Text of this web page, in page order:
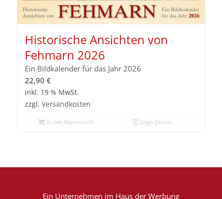
Historische Ansichten von
Fehmarn 2026
Ein Bildkalender für das Jahr 2026
22,90 €
inkl. 19 % MwSt.
zzgl. Versandkosten
In den Warenkorb Zeige Details
Ein Unternehmen im Haus der Werbung